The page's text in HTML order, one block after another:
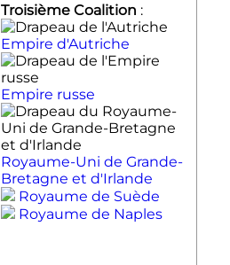
Troisième Coalition :
Empire d'Autriche
Empire russe
Royaume-Uni de Grande-
Bretagne et d'Irlande
Royaume de Suède
Royaume de Naples